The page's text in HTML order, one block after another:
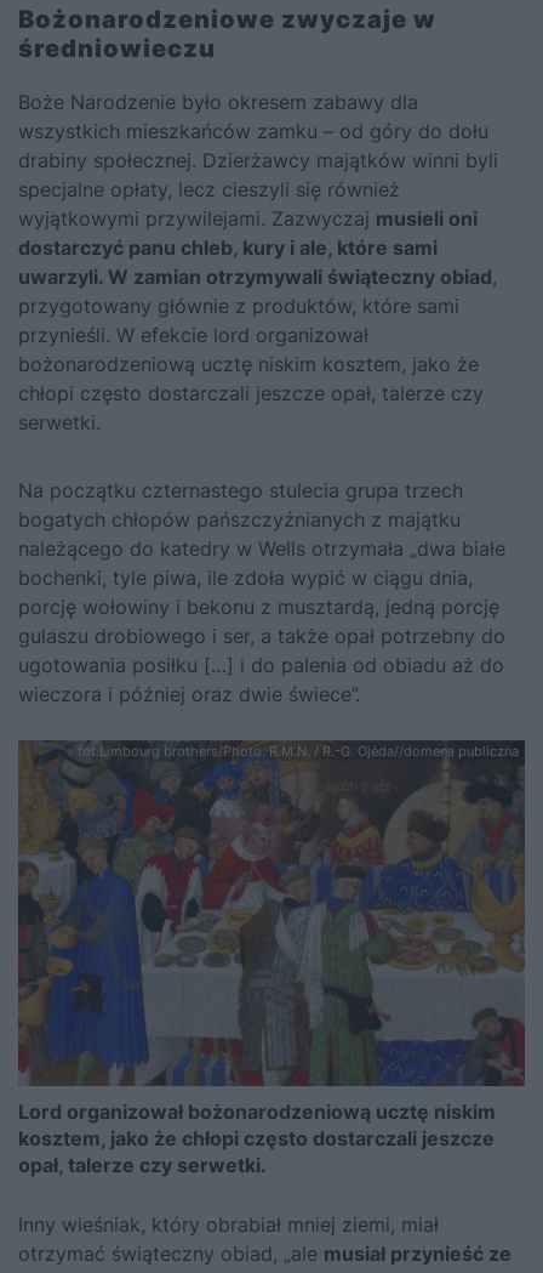
Bożonarodzeniowe zwyczaje w
średniowieczu
Boże Narodzenie było okresem zabawy dla
wszystkich mieszkańców zamku – od góry do dołu
drabiny społecznej. Dzierżawcy majątków winni byli
specjalne opłaty, lecz cieszyli się również
wyjątkowymi przywilejami. Zazwyczaj musieli oni
dostarczyć panu chleb, kury i ale, które sami
uwarzyli. W zamian otrzymywali świąteczny obiad,
przygotowany głównie z produktów, które sami
przynieśli. W efekcie lord organizował
bożonarodzeniową ucztę niskim kosztem, jako że
chłopi często dostarczali jeszcze opał, talerze czy
serwetki.
Na początku czternastego stulecia grupa trzech
bogatych chłopów pańszczyźnianych z majątku
należącego do katedry w Wells otrzymała „dwa białe
bochenki, tyle piwa, ile zdoła wypić w ciągu dnia,
porcję wołowiny i bekonu z musztardą, jedną porcję
gulaszu drobiowego i ser, a także opał potrzebny do
ugotowania posiłku […] i do palenia od obiadu aż do
wieczora i później oraz dwie świece”.
fot.Limbourg brothers/Photo. R.M.N. / R.-G. Ojéda//domena publiczna
Lord organizował bożonarodzeniową ucztę niskim
kosztem, jako że chłopi często dostarczali jeszcze
opał, talerze czy serwetki.
Inny wieśniak, który obrabiał mniej ziemi, miał
otrzymać świąteczny obiad, „ale musiał przynieść ze